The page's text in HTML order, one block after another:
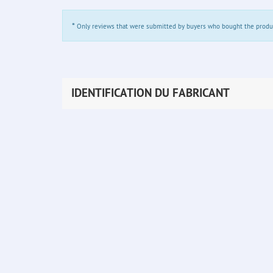
* Only reviews that were submitted by buyers who bought the
IDENTIFICATION DU FABRICANT